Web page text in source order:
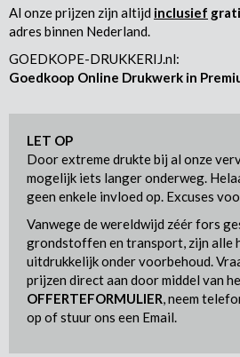
Al onze prijzen zijn altijd inclusief
adres binnen Nederland.
GOEDKOPE-DRUKKERIJ.nl:
Goedkoop Online Drukwerk in
LET OP
Door extreme drukte bij al onze
mogelijk iets langer onderweg.
geen enkele invloed op. Excuses
Vanwege de wereldwijd zéér fors
grondstoffen en transport, zijn alle
uitdrukkelijk onder voorbehoud.
prijzen direct aan door middel van
OFFERTEFORMULIER, neem
op of stuur ons een Email.